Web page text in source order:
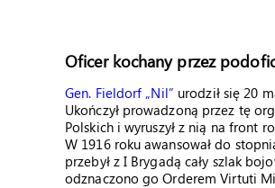
Oficer kochany przez
Gen. Fieldorf „Nil” urodził się 20
Ukończył prowadzoną przez tę
Polskich i wyruszył z nią na front
W 1916 roku awansował do
przebył z I Brygadą cały szlak
odznaczono go Orderem Virtuti